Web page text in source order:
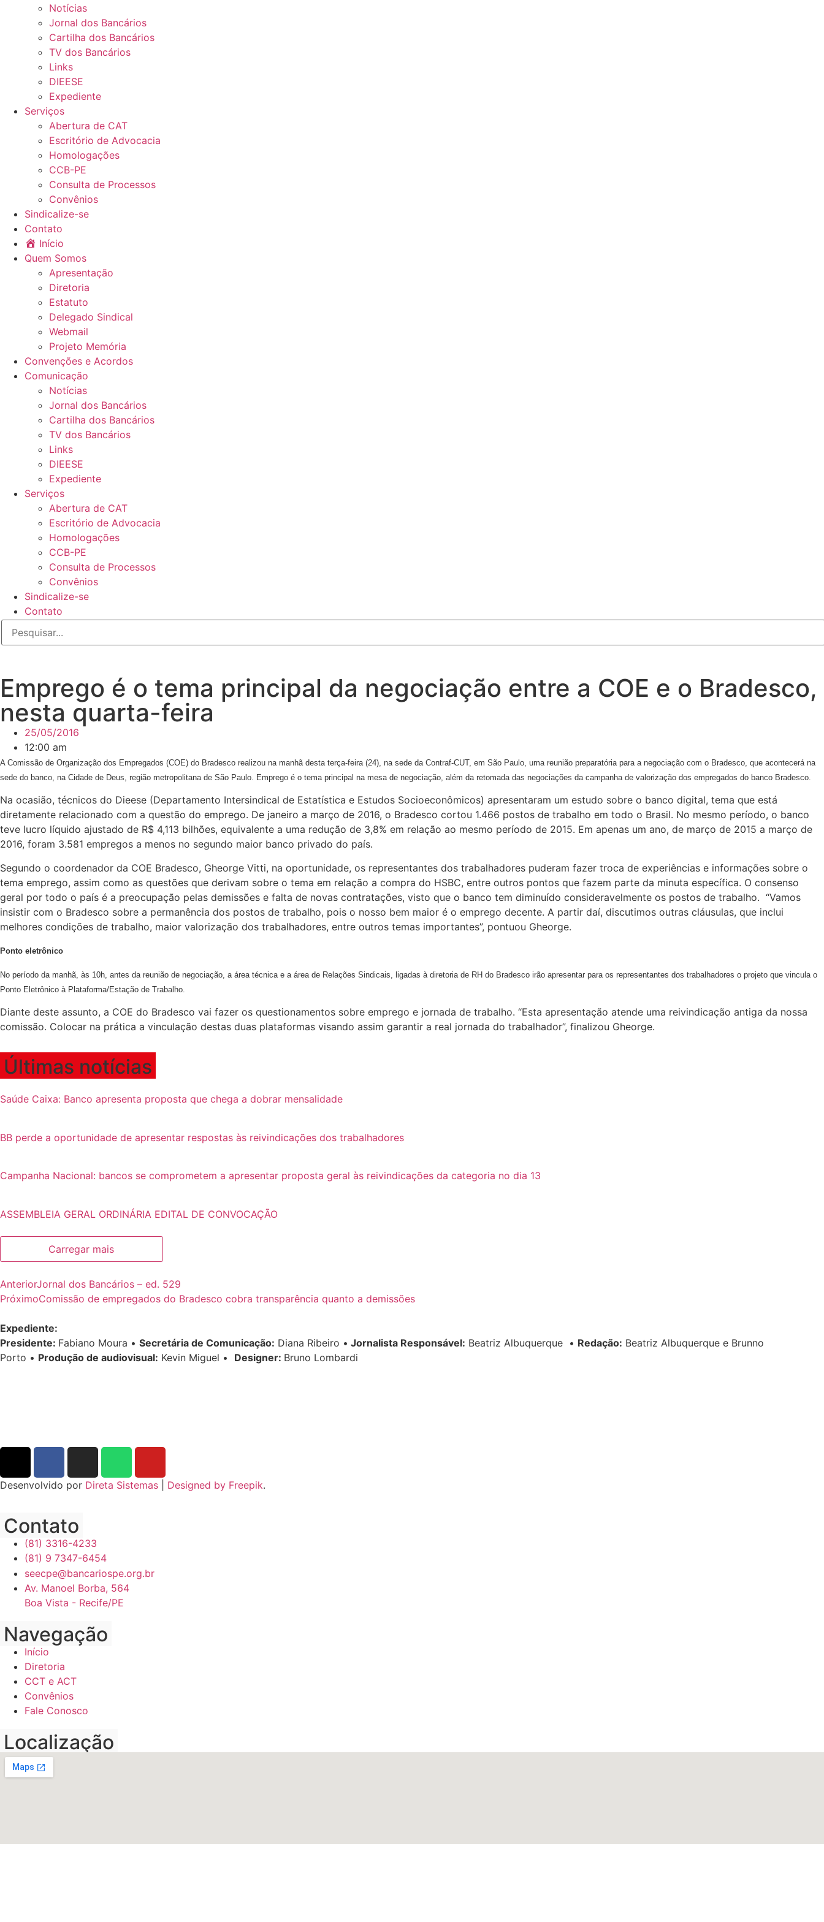
Notícias
Jornal dos Bancários
Cartilha dos Bancários
TV dos Bancários
Links
DIEESE
Expediente
Serviços
Abertura de CAT
Escritório de Advocacia
Homologações
CCB-PE
Consulta de Processos
Convênios
Sindicalize-se
Contato
Início
Quem Somos
Apresentação
Diretoria
Estatuto
Delegado Sindical
Webmail
Projeto Memória
Convenções e Acordos
Comunicação
Notícias
Jornal dos Bancários
Cartilha dos Bancários
TV dos Bancários
Links
DIEESE
Expediente
Serviços
Abertura de CAT
Escritório de Advocacia
Homologações
CCB-PE
Consulta de Processos
Convênios
Sindicalize-se
Contato
Emprego é o tema principal da negociação entre a COE e o Bradesco,
nesta quarta-feira
25/05/2016
12:00 am
A Comissão de Organização dos Empregados (COE) do Bradesco realizou na manhã desta terça-feira (24), na sede da Contraf-CUT, em São Paulo, uma reunião preparatória para a negociação com o Bradesco, que acontecerá na
sede do banco, na Cidade de Deus, região metropolitana de São Paulo. Emprego é o tema principal na mesa de negociação, além da retomada das negociações da campanha de valorização dos empregados do banco Bradesco.
Na ocasião, técnicos do Dieese (Departamento Intersindical de Estatística e Estudos Socioeconômicos) apresentaram um estudo sobre o banco digital, tema que está
diretamente relacionado com a questão do emprego. De janeiro a março de 2016, o Bradesco cortou 1.466 postos de trabalho em todo o Brasil. No mesmo período, o banco
teve lucro líquido ajustado de R$ 4,113 bilhões, equivalente a uma redução de 3,8% em relação ao mesmo período de 2015. Em apenas um ano, de março de 2015 a março de
2016, foram 3.581 empregos a menos no segundo maior banco privado do país.
Segundo o coordenador da COE Bradesco, Gheorge Vitti, na oportunidade, os representantes dos trabalhadores puderam fazer troca de experiências e informações sobre o
tema emprego, assim como as questões que derivam sobre o tema em relação a compra do HSBC, entre outros pontos que fazem parte da minuta específica. O consenso
geral por todo o país é a preocupação pelas demissões e falta de novas contratações, visto que o banco tem diminuído consideravelmente os postos de trabalho. “Vamos
insistir com o Bradesco sobre a permanência dos postos de trabalho, pois o nosso bem maior é o emprego decente. A partir daí, discutimos outras cláusulas, que inclui
melhores condições de trabalho, maior valorização dos trabalhadores, entre outros temas importantes”, pontuou Gheorge.
Ponto eletrônico
No período da manhã, às 10h, antes da reunião de negociação, a área técnica e a área de Relações Sindicais, ligadas à diretoria de RH do Bradesco irão apresentar para os representantes dos trabalhadores o projeto que vincula o
Ponto Eletrônico à Plataforma/Estação de Trabalho.
Diante deste assunto, a COE do Bradesco vai fazer os questionamentos sobre emprego e jornada de trabalho. “Esta apresentação atende uma reivindicação antiga da nossa
comissão. Colocar na prática a vinculação destas duas plataformas visando assim garantir a real jornada do trabalhador”, finalizou Gheorge.
Últimas notícias
Saúde Caixa: Banco apresenta proposta que chega a dobrar mensalidade
BB perde a oportunidade de apresentar respostas às reivindicações dos trabalhadores
Campanha Nacional: bancos se comprometem a apresentar proposta geral às reivindicações da categoria no dia 13
ASSEMBLEIA GERAL ORDINÁRIA EDITAL DE CONVOCAÇÃO
Carregar mais
AnteriorJornal dos Bancários – ed. 529
PróximoComissão de empregados do Bradesco cobra transparência quanto a demissões
Expediente:
Presidente: Fabiano Moura • Secretária de Comunicação: Diana Ribeiro • Jornalista Responsável: Beatriz Albuquerque • Redação: Beatriz Albuquerque e Brunno
Porto • Produção de audiovisual: Kevin Miguel • Designer: Bruno Lombardi
Desenvolvido por Direta Sistemas Designed by Freepik.
Contato
(81) 3316-4233
(81) 9 7347-6454
seecpe@bancariospe.org.br
Av. Manoel Borba, 564
Boa Vista - Recife/PE
Navegação
Início
Diretoria
CCT e ACT
Convênios
Fale Conosco
Localização